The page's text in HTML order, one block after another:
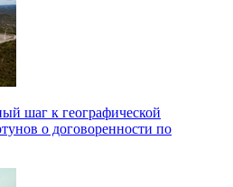
шаг к географической
о договоренности по